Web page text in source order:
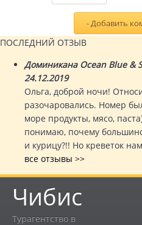
ПОСЛЕДНИЙ ОТЗЫВ
Доминикана Ocean Blue
24.12.2019
Ольга, доброй ночи!
разочаровались. Номер
море продукты, мясо,
понимаю, почему
и курицу?!! Но креветок
все отзывы >>
Чибис
Турагентство в